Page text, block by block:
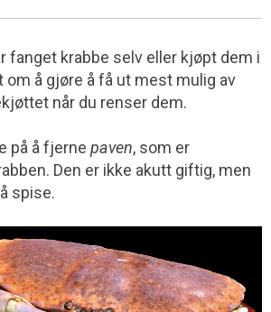
fanget krabbe selv eller kjøpt dem i
å gjøre å få ut mest mulig av
når du renser dem.
på å fjerne paven, som er
Den er ikke akutt giftig, men
spise.